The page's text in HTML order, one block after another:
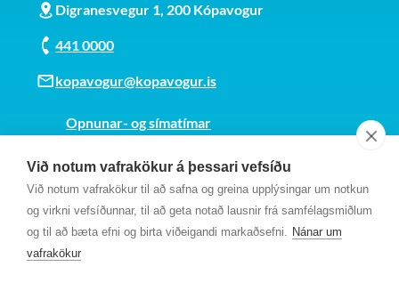
Við notum vafrakökur á þessari vefsíðu
Við notum vafrakökur til að safna og greina upplýsingar um notkun
og virkni vefsíðunnar, til að geta notað lausnir frá samfélagsmiðlum
og til að bæta efni og birta viðeigandi markaðsefni. Nánar um
vafrakökur
Digranesvegur 1, 200 Kópavogur
441 0000
kopavogur@kopavogur.is
Opnunar- og símatímar
Kt. 700169-3759
Fundarmannagátt